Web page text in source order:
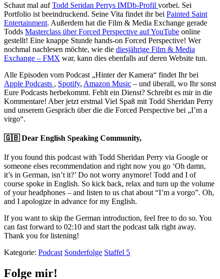
Schaut mal aufTodd Seridan Perrys IMDb-Profil vorbei. Sei
Portfolio ist beeindruckend. Seine Vita findet ihr bei Painted Saint
Entertainment. Außerdem hat die Film & Media Exchange gerade
Todds Masterclass über Forced Perspective auf YouTube online
gestellt! Eine knappe Stunde hands-on Forced Perspective! Wer
nochmal nachlesen möchte, wie die diesjährige Film & Media
Exchange – FMX war, kann dies ebenfalls auf deren Website tun.
Alle Episoden vom Podcast „Hinter der Kamera“ findet Ihr bei
Apple Podcasts , Spotify, Amazon Music – und überall, wo Ihr sonst
Eure Podcasts herbekommt. Fehlt ein Dienst? Schreibt es mir in die
Kommentare! Aber jetzt erstmal Viel Spaß mit Todd Sheridan Perry
und unserem Gespräch über die die Forced Perspective bei „I’m a
virgo“.
🇬🇧 Dear English Speaking Community,
If you found this podcast with Todd Sheridan Perry via Google or
someone elses recommendation and right now you go ‘Oh damn,
it’s in German, isn’t it?’ Do not worry anymore! Todd and I of
course spoke in English. So kick back, relax and turn up the volume
of your headphones – and listen to us chat about “I’m a vorgo”. Oh,
and I apologize in advance for my English.
If you want to skip the German introduction, feel free to do so. You
can fast forward to 02:10 and start the podcast talk right away.
Thank you for listening!
Kategorie: Podcast Sonderfolge Staffel 5
Folge mir!